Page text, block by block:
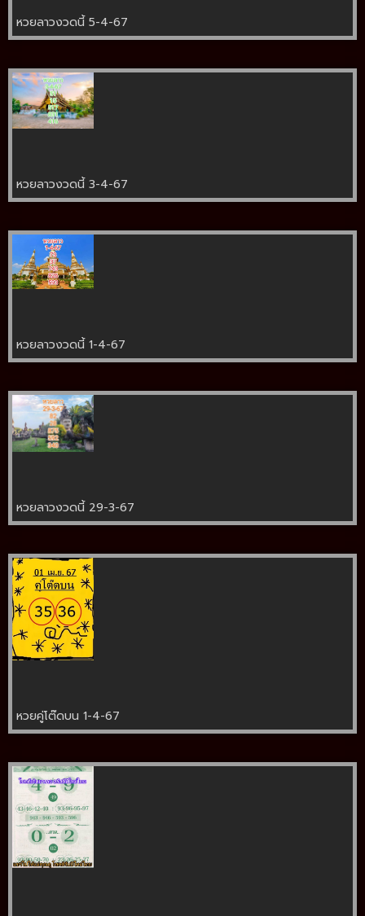
หวยลาวงวดนี้ 5-4-67
หวยลาวงวดนี้ 3-4-67
หวยลาวงวดนี้ 1-4-67
หวยลาวงวดนี้ 29-3-67
หวยคู่โต๊ดบน 1-4-67